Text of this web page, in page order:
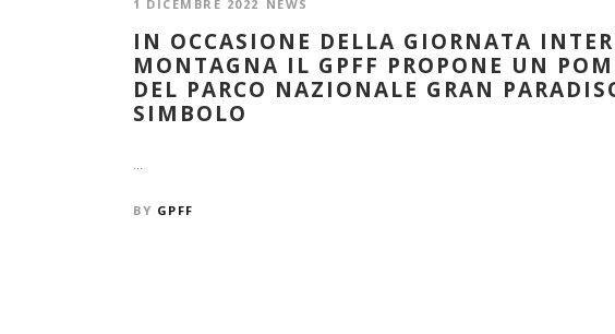
1 DICEMBRE 2022 NEWS
IN OCCASIONE DELLA GIORNATA
MONTAGNA IL GPFF PROPONE UN
DEL PARCO NAZIONALE GRAN
SIMBOLO
...
BY GPFF